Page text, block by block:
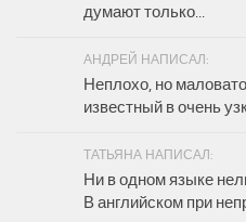
думают только...
АНДРЕЙ НАПИСАЛ:
Неплохо, но
известный в очень
ТАТЬЯНА НАПИСАЛ:
Ни в одном языке
В английском при